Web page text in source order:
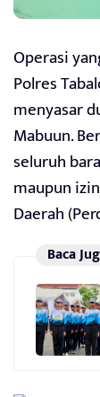
Operasi
Polres
menyasar
Mabuun.
seluruh
maupun
Daerah
Baca